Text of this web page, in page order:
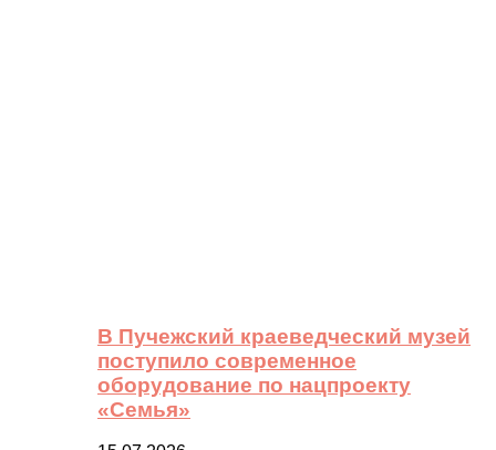
В Пучежский краеведческий музей
поступило современное
оборудование по нацпроекту
«Семья»